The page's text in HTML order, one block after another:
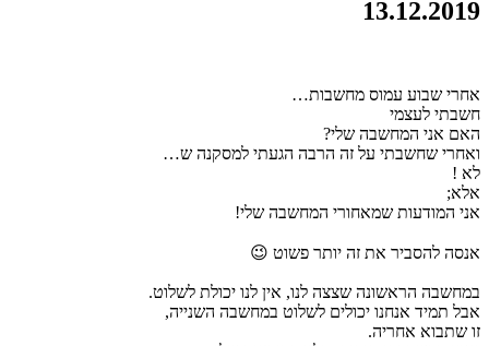
13.12.2019
אחרי שבוע עמוס מחשבות…
חשבתי לעצמי
האם אני המחשבה שלי?
ואחרי שחשבתי על זה הרבה הגעתי למסקנה ש…
לא !
אלא;
אני המודעות שמאחורי המחשבה שלי!
אנסה להסביר את זה יותר פשוט 😉
במחשבה הראשונה שצצה לנו, אין לנו יכולת לשלוט.
אבל תמיד אנחנו יכולים לשלוט במחשבה השנייה,
זו שתבוא אחריה.